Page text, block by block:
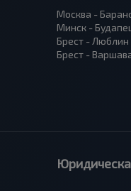
Москва -
Минск -
Брест - Люблин
Брест -